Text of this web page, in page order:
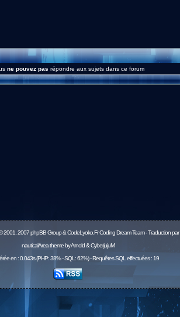
ne pouvez pas répondre aux sujets dans ce forum
2001, 2007 phpBB Group & CodeLyoko.Fr Coding Dream Team - Traduction par
nauticalArea theme by Arnold & CyberjujuM
en : 0.043s (PHP: 38% - SQL: 62%) - Requêtes SQL effectuées : 19